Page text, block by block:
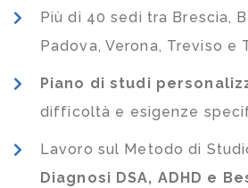
Più di 40 sedi tra Brescia,
Padova, Verona, Treviso e
Piano di studi
difficoltà e esigenze
Lavoro sul Metodo di
Diagnosi DSA, ADHD e